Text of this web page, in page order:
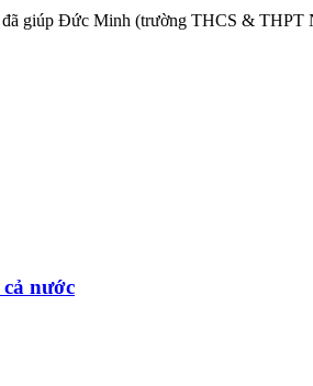
giúp Đức Minh (trường THCS &
nước